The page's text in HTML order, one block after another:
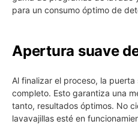
para un consumo óptimo de
Apertura suave
Al finalizar el proceso, la
completo. Esto garantiza una
tanto, resultados óptimos. No
lavavajillas esté en